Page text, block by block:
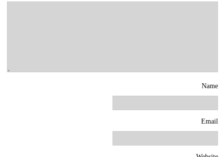
Name
Email